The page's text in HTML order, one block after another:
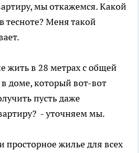
мы откажемся. Какой
тесноте? Меня такой
жить в 28 метрах с общей
доме, который вот-вот
пусть даже
- уточняем мы.
жилье для всех